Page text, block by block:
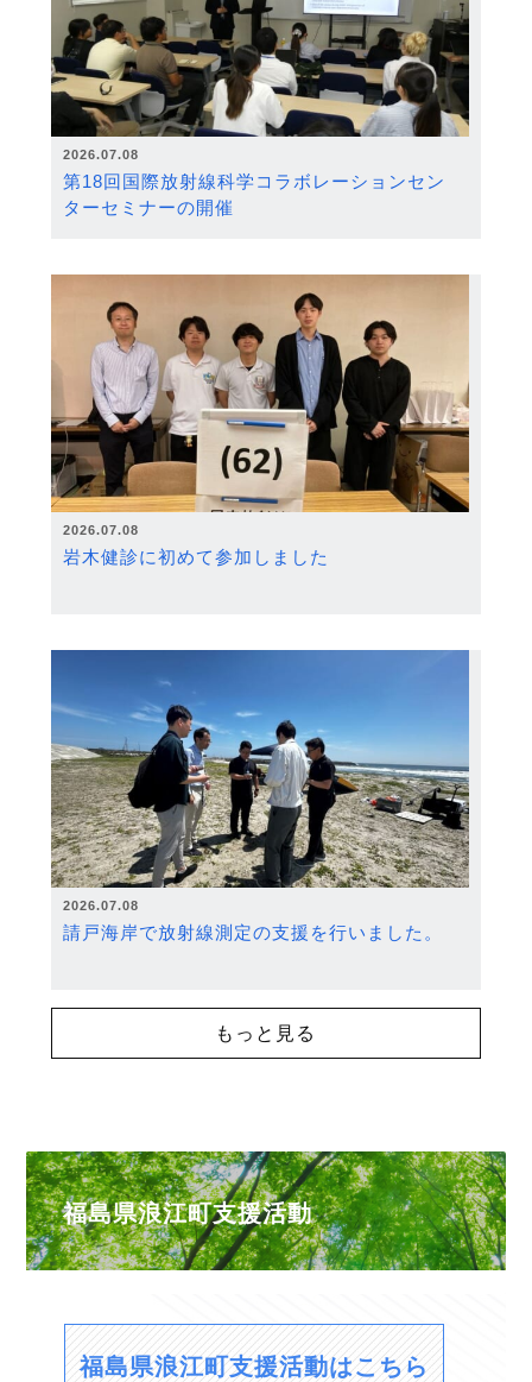
2026.07.08
第18回国際放射線科学コラボレーションセン
ターセミナーの開催
2026.07.08
岩木健診に初めて参加しました
2026.07.08
請戸海岸で放射線測定の支援を行いました。
もっと見る
福島県浪江町支援活動
福島県浪江町支援活動はこちら